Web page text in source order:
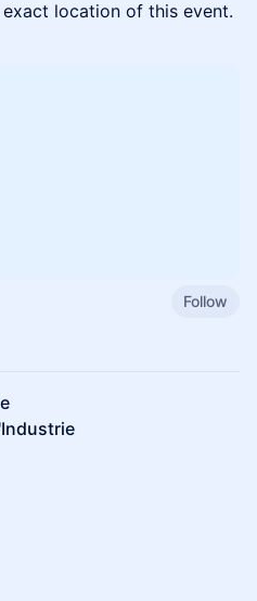
location of this event.
Follow